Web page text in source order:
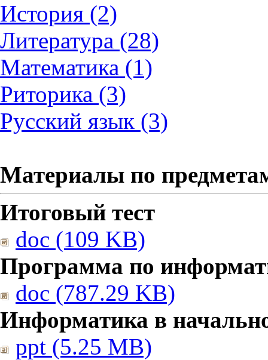
История (2)
Литература (28)
Математика (1)
Риторика (3)
Русский язык (3)
Материалы по
Итоговый тест
doc (109 KB)
Программа по
doc (787.29 KB)
Информатика в
ppt (5.25 MB)